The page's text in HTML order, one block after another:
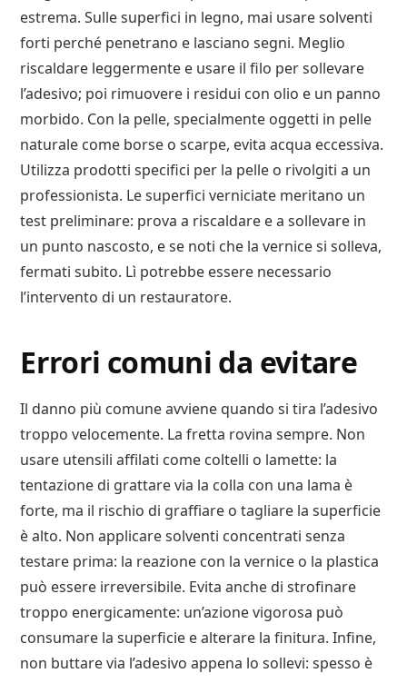
estrema. Sulle superfici in legno, mai usare solventi
forti perché penetrano e lasciano segni. Meglio
riscaldare leggermente e usare il filo per sollevare
l’adesivo; poi rimuovere i residui con olio e un panno
morbido. Con la pelle, specialmente oggetti in pelle
naturale come borse o scarpe, evita acqua eccessiva.
Utilizza prodotti specifici per la pelle o rivolgiti a un
professionista. Le superfici verniciate meritano un
test preliminare: prova a riscaldare e a sollevare in
un punto nascosto, e se noti che la vernice si solleva,
fermati subito. Lì potrebbe essere necessario
l’intervento di un restauratore.
Errori comuni da evitare
Il danno più comune avviene quando si tira l’adesivo
troppo velocemente. La fretta rovina sempre. Non
usare utensili affilati come coltelli o lamette: la
tentazione di grattare via la colla con una lama è
forte, ma il rischio di graffiare o tagliare la superficie
è alto. Non applicare solventi concentrati senza
testare prima: la reazione con la vernice o la plastica
può essere irreversibile. Evita anche di strofinare
troppo energicamente: un’azione vigorosa può
consumare la superficie e alterare la finitura. Infine,
non buttare via l’adesivo appena lo sollevi: spesso è